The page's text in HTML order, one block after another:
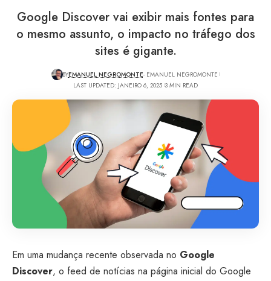
Google Discover vai exibir mais fontes para
o mesmo assunto, o impacto no tráfego dos
sites é gigante.
BYEMANUEL NEGROMONTE- EMANUEL NEGROMONTE
LAST UPDATED: JANEIRO 6, 2025 3 MIN READ
Em uma mudança recente observada no Google
Discover, o feed de notícias na página inicial do Google